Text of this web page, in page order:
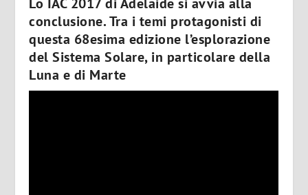
conclusione. Tra i temi protagonisti di
questa 68esima edizione l’esplorazione
del Sistema Solare, in particolare della
Luna e di Marte